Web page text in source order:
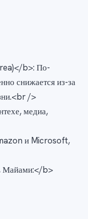
b>: По-
снижается из-за
/>
медиа,
и Microsoft,
Майами:</b>